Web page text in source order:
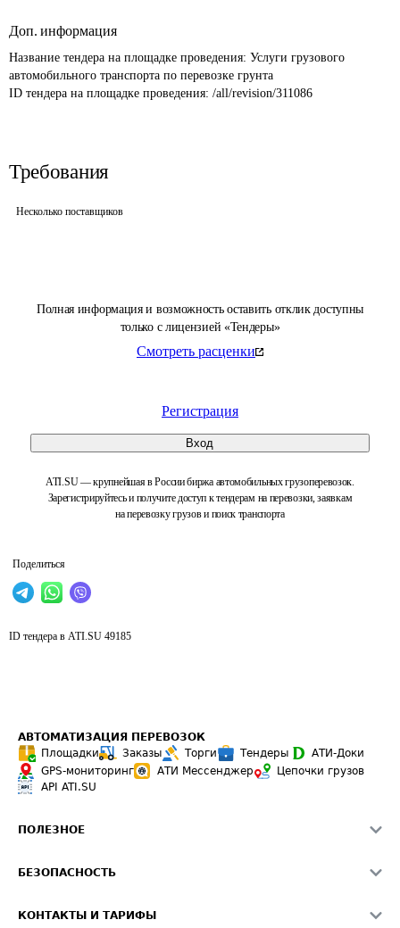
Полная информация и возможность оставить отклик доступны
только с лицензией «Тендеры»
Смотреть расценки
Регистрация
Вход
ATI.SU — крупнейшая в России биржа автомобильных грузоперевозок.
Зарегистрируйтесь и получите доступ к тендерам на перевозки, заявкам
на перевозку грузов и поиск транспорта
Поделиться
Доп. информация
Название тендера на площадке проведения: Услуги грузового
автомобильного транспорта по перевозке грунта
ID тендера на площадке проведения: /all/revision/311086
Требования
Несколько поставщиков
ID тендера в ATI.SU 49185
АВТОМАТИЗАЦИЯ ПЕРЕВОЗОК
Площадки
Заказы Торги Тендеры
АТИ-Доки
GPS-мониторинг
АТИ Мессенджер
Цепочки грузов
API ATI.SU
ПОЛЕЗНОЕ
Звезды ATI.SU на вашем сайте
БЕЗОПАСНОСТЬ
КОНТАКТЫ И ТАРИФЫ